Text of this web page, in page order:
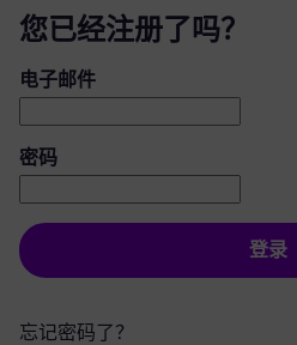
您已经注册了吗？
登录：用户和密码
电子邮件
密码
登录
忘记密码了？